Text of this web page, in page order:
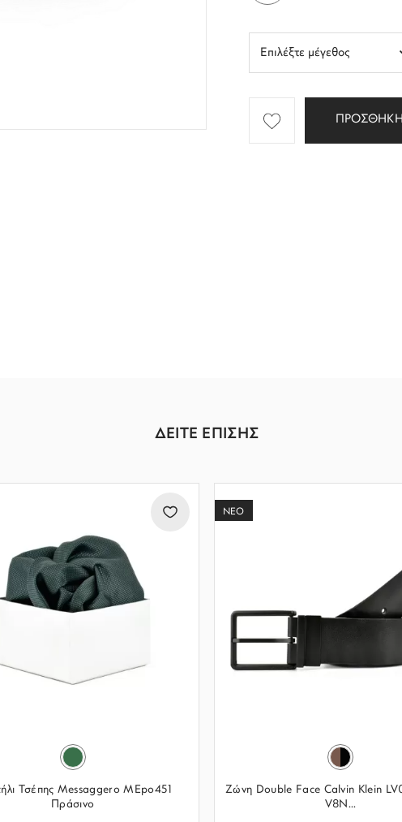
ΔΕΙΤΕ ΕΠΙΣΗΣ
Τσέπης Messaggero MEpo451
Πράσινο
ΝΕΟ
Ζώνη Double Face Calvin Klein
V8N...